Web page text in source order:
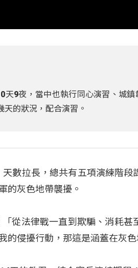
天9夜，當中也執行同心演習、城
的狀況，配合演習。
數拉長，總共有五項演練階段
的灰色地帶襲擾。
從法律戰一直到欺騙、消耗甚
侵擾行動，那這是涵蓋在灰色